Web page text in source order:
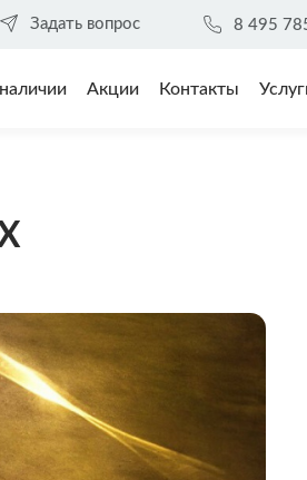
8 495
Задать вопрос
Акции Контакты